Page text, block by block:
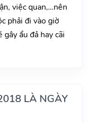
việc quan,…nên
phải đi vào giờ
ẩu đả hay cãi
LÀ NGÀY